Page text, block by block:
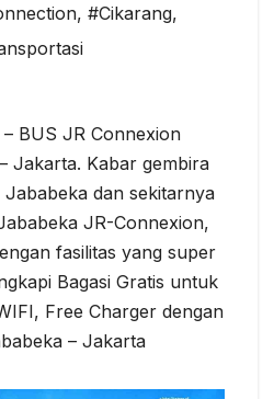
, #Cikarang,
BUS JR Connexion
Jakarta. Kabar gembira
dan sekitarnya
JR-Connexion,
fasilitas yang super
Bagasi Gratis untuk
Free Charger dengan
– Jakarta